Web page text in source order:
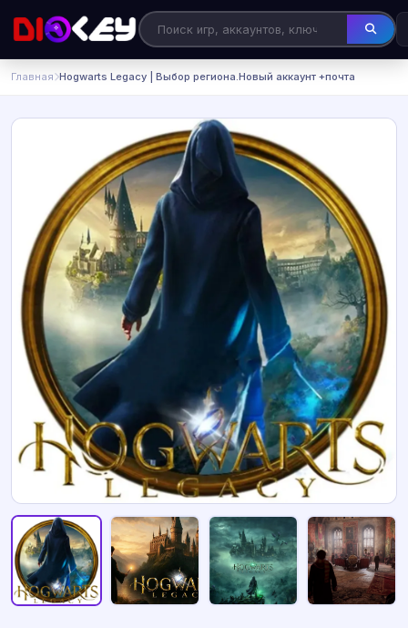
Главная Hogwarts Legacy | Выбор региона.Новый аккаунт +почта